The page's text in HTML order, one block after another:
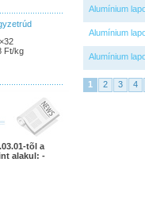
Ft/kg
tõl a
alakul: -
Alumínium
Alumínium
Alumínium
1 2 3 4